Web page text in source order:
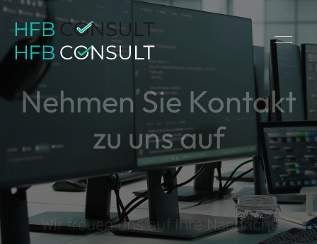
Nehmen Sie Kontakt
zu uns auf
Wir freuen uns auf Ihre Nachricht